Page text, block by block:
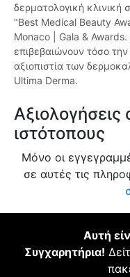
δερματολογική
"Best Medical Beauty
Monaco | Gala & Awards.
επιβεβαιώνουν τόσο
αξιοπιστία των
Ultima Derma.
ιστότοπους
Μόνο οι
σε αυτές τις
Αυτή
Συγχαρητήρια!